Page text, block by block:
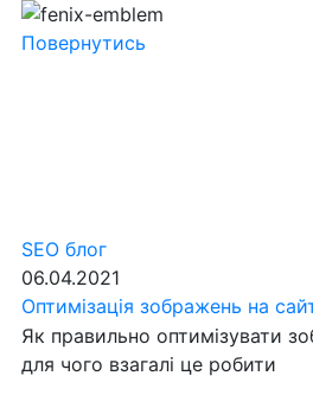
Повернутись
SEO блог
06.04.2021
Оптимізація зображень на
Як правильно оптимізувати
для чого взагалі це робити